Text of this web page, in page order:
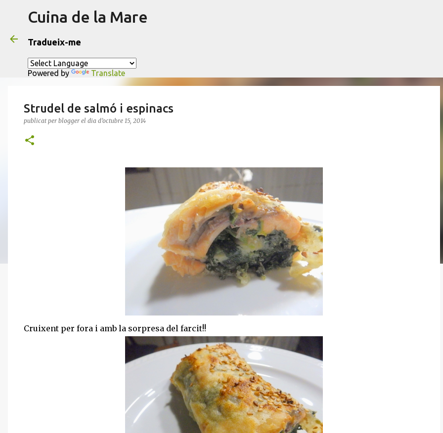
Cuina de la Mare
Tradueix-me
Powered by Translate
Strudel de salmó i espinacs
publicat per blogger el dia d’octubre 15, 2014
Cruixent per fora i amb la sorpresa del farcit!!